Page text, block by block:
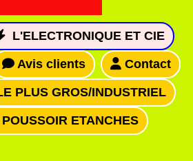
L'ELECTRONIQUE ET CIE
Avis clients Contact
PLUS GROS/INDUSTRIEL
ETANCHES